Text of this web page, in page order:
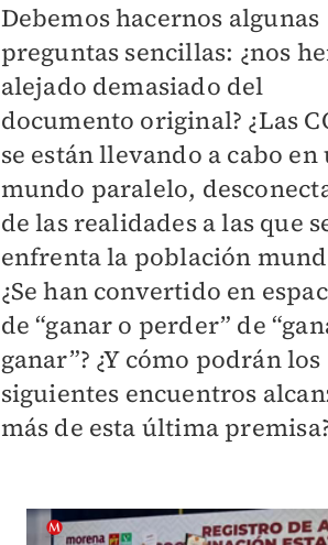
Debemos hacernos algunas
preguntas sencillas: ¿nos
alejado demasiado del
documento original? ¿Las
se están llevando a cabo en
mundo paralelo,
de las realidades a las que
enfrenta la población
¿Se han convertido en
de “ganar o perder” de
ganar”? ¿Y cómo podrán los
siguientes encuentros
más de esta última